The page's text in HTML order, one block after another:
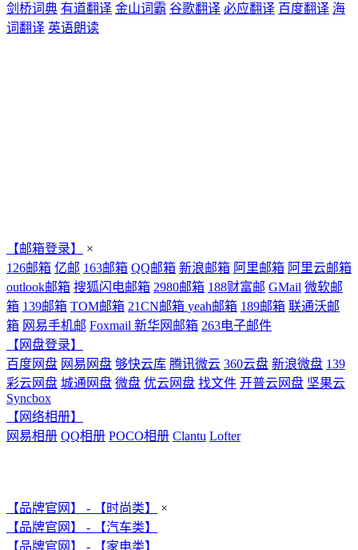
剑桥词典 有道翻译 金山词霸 谷歌翻译 必应翻译 百度翻译 海
词翻译 英语朗读
【邮箱登录】
×
126邮箱 亿邮 163邮箱 QQ邮箱 新浪邮箱 阿里邮箱 阿里云邮箱
outlook邮箱 搜狐闪电邮箱 2980邮箱 188财富邮 GMail 微软邮
箱 139邮箱 TOM邮箱 21CN邮箱 yeah邮箱 189邮箱 联通沃邮
箱 网易手机邮 Foxmail 新华网邮箱 263电子邮件
【网盘登录】
百度网盘 网易网盘 够快云库 腾讯微云 360云盘 新浪微盘 139
彩云网盘 城通网盘 微盘 优云网盘 找文件 开普云网盘 坚果云
Syncbox
【网络相册】
网易相册 QQ相册 POCO相册 Clantu Lofter
【品牌官网】 - 【时尚类】
×
【品牌官网】 - 【汽车类】
【品牌官网】 - 【家电类】